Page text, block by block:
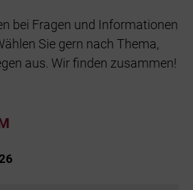
bei Fragen und Informationen
Sie gern nach Thema,
aus. Wir finden zusammen!